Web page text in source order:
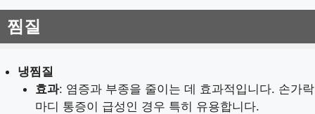
찜질
냉찜질
효과: 염증과 부종을 줄이는 데 효과적입니다. 손가락
마디 통증이 급성인 경우 특히 유용합니다.